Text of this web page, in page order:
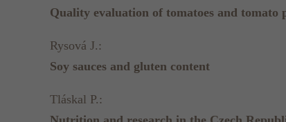
Quality evaluation of tomatoes and tomato
Rysová J.:
Soy sauces and gluten content
Tláskal P.: